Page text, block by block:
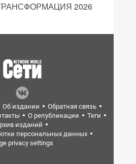
2026
Об издании
Обратная связь
О републикации
Теги
изданий
персональных данных
privacy settings